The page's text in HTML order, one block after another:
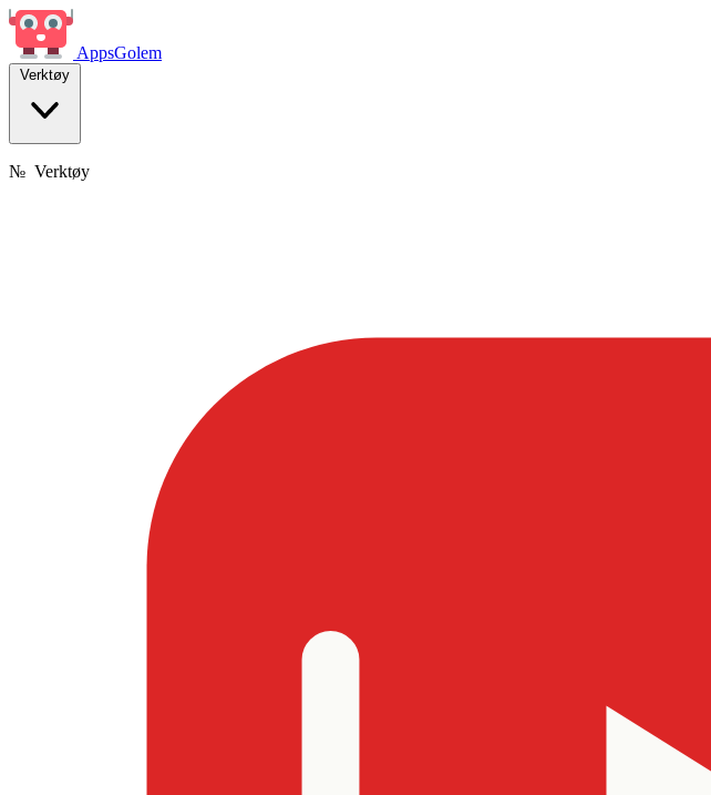
AppsGolem
Verktøy
№ Verktøy